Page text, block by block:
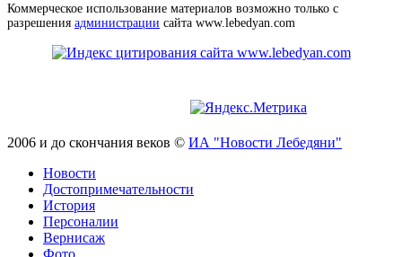
Коммерческое использование материалов возможно только с
разрешения администрации сайта www.lebedyan.com
2006 и до скончания веков © ИА "Новости Лебедяни"
Новости
Достопримечательности
История
Персоналии
Вернисаж
Фото